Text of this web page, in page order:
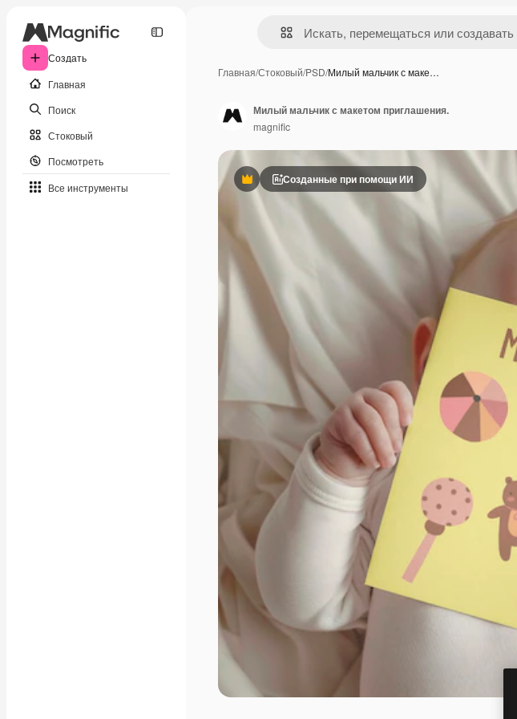
Создать
Главная
Поиск
Стоковый
Посмотреть
Все инструменты
Главная/Стоковый/PSD/Милый мальчик с маке…
ПремиумСозданные при помощи ИИ
Милый мальчик с макетом приглашения.
magnific